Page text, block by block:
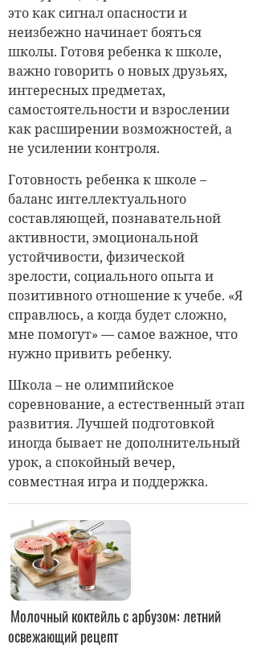
это как сигнал опасности и
неизбежно начинает бояться
школы. Готовя ребенка к школе,
важно говорить о новых друзьях,
интересных предметах,
самостоятельности и взрослении
как расширении возможностей, а
не усилении контроля.
Готовность ребенка к школе –
баланс интеллектуального
составляющей, познавательной
активности, эмоциональной
устойчивости, физической
зрелости, социального опыта и
позитивного отношение к учебе. «Я
справлюсь, а когда будет сложно,
мне помогут» — самое важное, что
нужно привить ребенку.
Школа – не олимпийское
соревнование, а естественный этап
развития. Лучшей подготовкой
иногда бывает не дополнительный
урок, а спокойный вечер,
совместная игра и поддержка.